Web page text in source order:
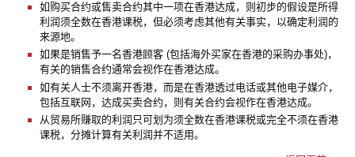
如购买合约或售卖合约其中一项在香港达成，则初步的假设是所得
利润须全数在香港课税，但必须考虑其他有关事实，以确定利润的
来源地。
如果是销售予一名香港顾客 (包括海外买家在香港的采购办事处)，
有关的销售合约通常会视作在香港达成。
如有关人士不须离开香港，而是在香港透过电话或其他电子媒介，
包括互联网，达成买卖合约，则有关合约会视作在香港达成。
从贸易所赚取的利润只可划为须全数在香港课税或完全不须在香港
课税，分摊计算有关利润并不适用。